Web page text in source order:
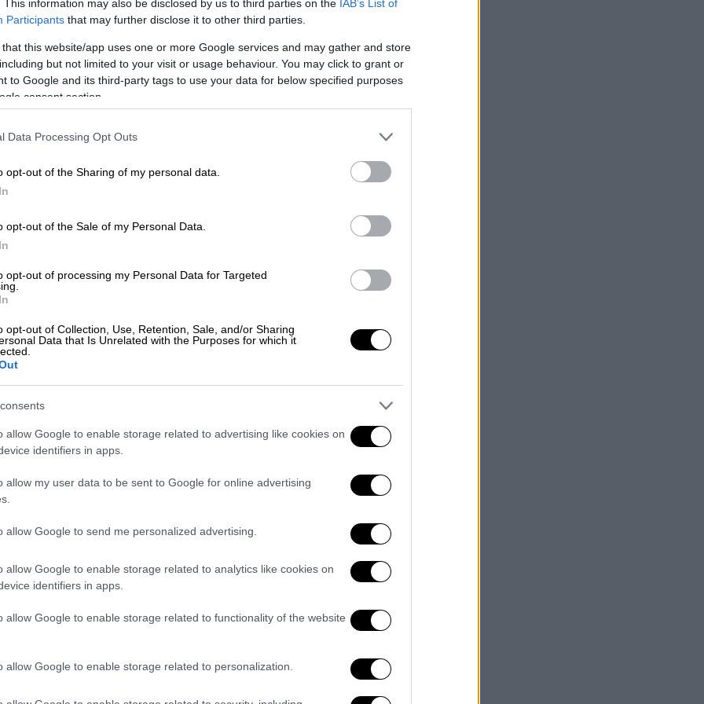
This information may also be disclosed by us to third parties on the IAB’s List of
Participants that may further disclose it to other third parties.
that this website/app uses one or more Google services and may gather and store
but not limited to your visit or usage behaviour. You may click to grant or
to Google and its third-party tags to use your data for below specified purposes
consent section.
Data Processing Opt Outs
opt-out of the Sharing of my personal data.
opt-out of the Sale of my Personal Data.
opt-out of processing my Personal Data for Targeted
opt-out of Collection, Use, Retention, Sale, and/or Sharing
Data that Is Unrelated with the Purposes for which it
allow Google to enable storage related to advertising like cookies on
identifiers in apps.
allow my user data to be sent to Google for online advertising
allow Google to send me personalized advertising.
allow Google to enable storage related to analytics like cookies on
identifiers in apps.
allow Google to enable storage related to functionality of the website
allow Google to enable storage related to personalization.
video
- alto.gov.gr
το
μη καπνικών προϊόντων (alto.gov.gr)
τα φυσικά και νομικά πρόσωπα που
πώλησης σε όλη τη χώρα.
της αγοράς, ο στοχευμένος
των αρμόδιων αρχών. Με την εγγραφή
που φέρει QR code. Με τον τρόπο
που διενεργούν οι αρμόδιες
ελέγχους υπάρχει η δυνατότητα τόσο
όσο και επιβεβαίωσης εγγραφής στο
οφείλουν να εγγραφούν στο
Μητρώο;
του νόμιμου εκπροσώπου τους, που
αλκοόλ και λοιπά μη καπνικά προϊόντα
κωδικούς TaxisΝet. Για ατομικές
πολιτών, ενώ για νομικά πρόσωπα το ΑΦΜ